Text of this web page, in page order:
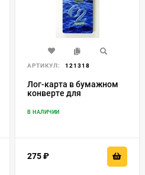
АРТИКУЛ: 121318
Лог-карта в бумажном
конверте для
В НАЛИЧИИ
275